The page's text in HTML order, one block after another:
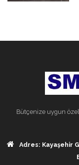
Bütçenize uygun
Adres: Kayaşehir